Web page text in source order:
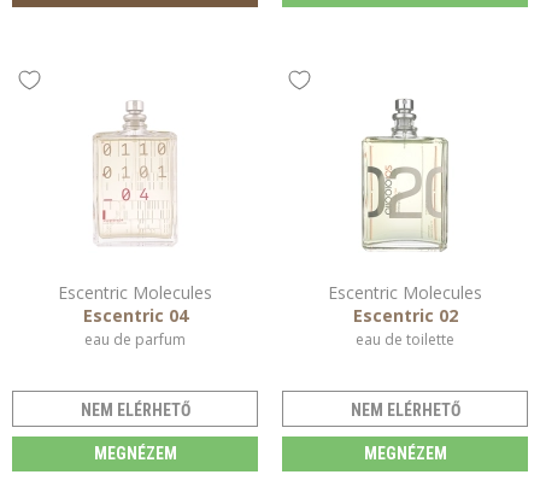
Escentric Molecules
Escentric 04
eau de parfum
NEM ELÉRHETŐ
MEGNÉZEM
Escentric Molecules
Escentric 02
eau de toilette
NEM ELÉRHETŐ
MEGNÉZEM